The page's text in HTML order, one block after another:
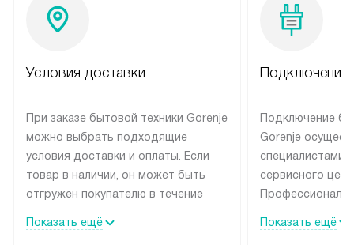
можно выбрать подходящие
условия доставки и оплаты. Если
товар в наличии, он может быть
отгружен покупателю в течение
трех дней. Техника со специальным
по Москве и Санкт-Петербургу.
Показать ещё
Gorenje
специалистами
сервисного
гарантия
мастера за
Показать ещё